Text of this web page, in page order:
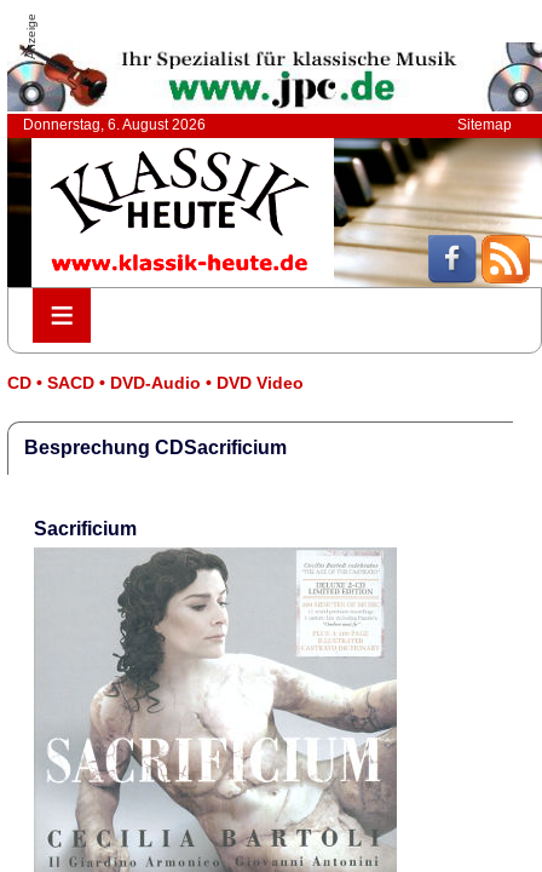
Anzeige
Donnerstag, 6. August 2026 Sitemap
≡
≡
CD • SACD • DVD-Audio • DVD Video
Besprechung CDSacrificium
Sacrificium